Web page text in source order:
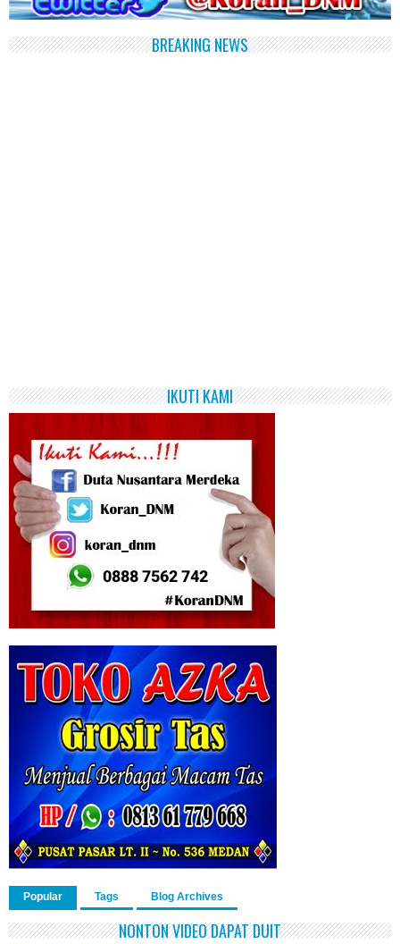
BREAKING NEWS
IKUTI KAMI
Popular Tags Blog Archives
NONTON VIDEO DAPAT DUIT